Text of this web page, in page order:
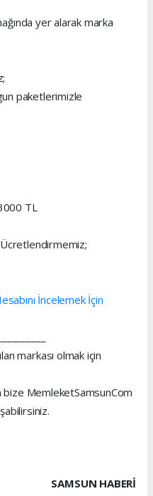
yer alarak marka
paketlerimizle
TL
İncelemek İçin
markası olmak için
MemleketSamsunCom
SAMSUN HABERİ